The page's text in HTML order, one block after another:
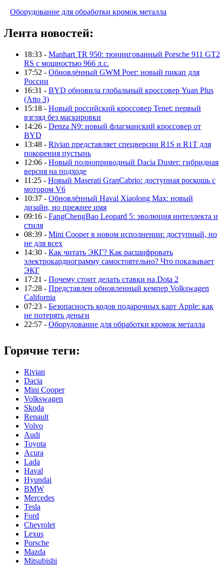
Оборудование для обработки кромок металла
Лента новостей:
18:33 - Manhart TR 950: тюнингованный Porsche 911 GT2
RS с мощностью 966 л.с.
17:52 - Обновлённый GWM Poer: новый пикап для
России
16:31 - BYD обновила глобальный кроссовер Yuan Plus
(Atto 3)
15:18 - Новый российский кроссовер Tenet: первый
взгляд без маскировки
14:26 - Denza N9: новый флагманский кроссовер от
BYD
13:48 - Rivian представляет спецверсии R1S и R1T для
покорения пустынь
12:06 - Новый полноприводный Dacia Duster: гибридная
версия на подходе
11:25 - Новый Maserati GranCabrio: доступная роскошь с
мотором V6
10:37 - Обновлённый Haval Xiaolong Max: новый
дизайн, но прежнее имя
09:16 - FangChengBao Leopard 5: эволюция интеллекта и
стиля
08:39 - Mini Cooper в новом исполнении: доступный, но
не для всех
14:30 - Как читать ЭКГ? Как расшифровать
электрокардиограмму самостоятельно? Что показывает
ЭКГ
17:21 - Почему стоит делать ставки на Dota 2
17:28 - Представлен обновленный кемпер Volkswagen
California
07:23 - Безопасность кодов подарочных карт Apple: как
не потерять деньги
22:57 - Оборудование для обработки кромок металла
Горячие теги:
Rivian
Dacia
Mini Cooper
Volkswagen
Skoda
Renault
Volvo
Audi
Toyota
Acura
Lada
Haval
Hyundai
BMW
Mercedes
Tesla
Ford
Chevrolet
Lexus
Porsche
Mazda
Mitsubishi